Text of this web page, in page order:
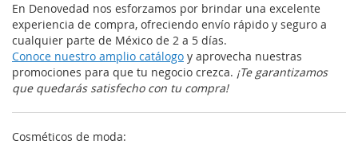
En Denovedad nos esforzamos por brindar una excelente
experiencia de compra, ofreciendo envío rápido y seguro a
cualquier parte de México de 2 a 5 días.
Conoce nuestro amplio catálogo y aprovecha nuestras
promociones para que tu negocio crezca. ¡Te garantizamos
que quedarás satisfecho con tu compra!
Cosméticos de moda: